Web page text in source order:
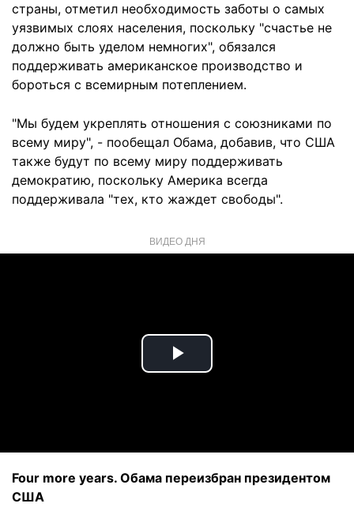
страны, отметил необходимость заботы о самых
уязвимых слоях населения, поскольку "счастье не
должно быть уделом немногих", обязался
поддерживать американское производство и
бороться с всемирным потеплением.
"Мы будем укреплять отношения с союзниками по
всему миру", - пообещал Обама, добавив, что США
также будут по всему миру поддерживать
демократию, поскольку Америка всегда
поддерживала "тех, кто жаждет свободы".
ВИДЕО ДНЯ
Play
Four more years. Обама переизбран президентом
США